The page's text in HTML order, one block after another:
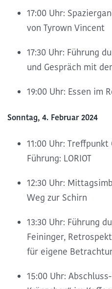
17:00 Uhr:
von Tyrown Vincent
17:30 Uhr: Führung
und Gespräch mit
19:00 Uhr: Essen im
Sonntag, 4. Februar 2024
11:00 Uhr:
Führung: LORIOT
12:30 Uhr:
Weg zur Schirn
13:30 Uhr: Führung
Feininger,
für eigene
15:00 Uhr: